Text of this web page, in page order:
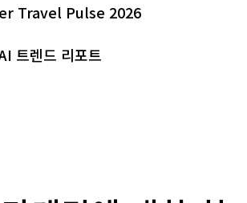
Travel Pulse 2026
트렌드 리포트